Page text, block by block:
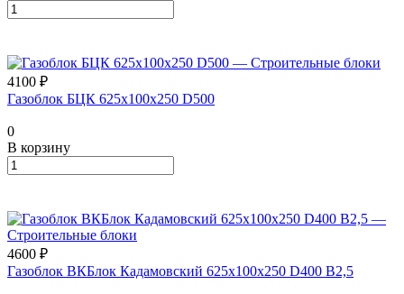
4100 ₽
Газоблок БЦК 625х100х250 D500
0
В корзину
4600 ₽
Газоблок ВКБлок Кадамовский 625х100х250 D400 B2,5